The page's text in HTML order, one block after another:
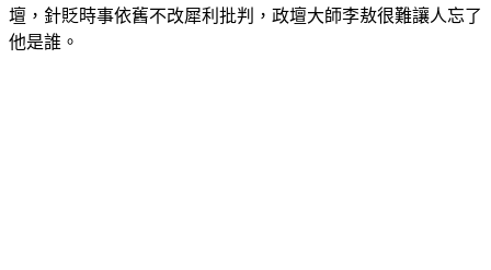
壇，針貶時事依舊不改犀利批判，政壇大師李敖很難讓人忘了
他是誰。